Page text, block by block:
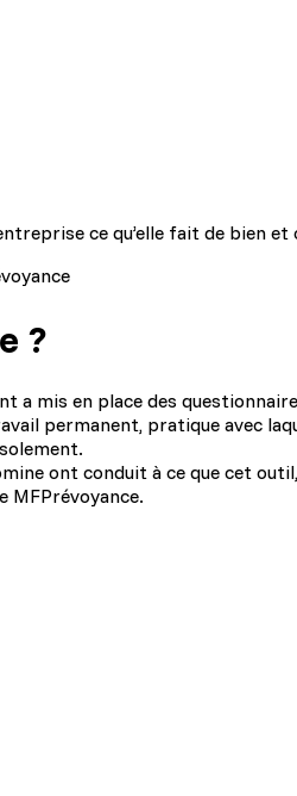
ce qu’elle fait de bien
?
a mis en place des
permanent, pratique avec
ont conduit à ce que cet
MFPrévoyance.